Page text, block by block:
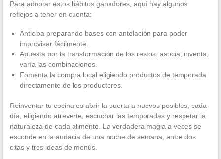
Para adoptar estos hábitos ganadores, aquí hay algunos
reflejos a tener en cuenta:
Anticipa preparando bases con antelación para poder
improvisar fácilmente.
Apuesta por la transformación de los restos: asocia, inventa,
varía las combinaciones.
Fomenta la compra local eligiendo productos de temporada
directamente de los productores.
Reinventar tu cocina es abrir la puerta a nuevos posibles, cada
día, eligiendo atreverte, escuchar las temporadas y respetar la
naturaleza de cada alimento. La verdadera magia a veces se
esconde en la audacia de una noche de semana, entre dos
citas y tres ideas de menús.